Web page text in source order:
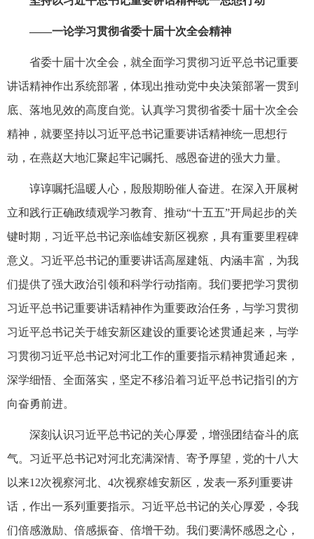
——一论学习贯彻省委十届十次全会精神
省委十届十次全会，就全面学习贯彻习近平总书记重要
讲话精神作出系统部署，体现出推动党中央决策部署一贯到
底、落地见效的高度自觉。认真学习贯彻省委十届十次全会
精神，就要坚持以习近平总书记重要讲话精神统一思想行
动，在燕赵大地汇聚起牢记嘱托、感恩奋进的强大力量。
谆谆嘱托温暖人心，殷殷期盼催人奋进。在深入开展树
立和践行正确政绩观学习教育、推动“十五五”开局起步的关
键时期，习近平总书记亲临雄安新区视察，具有重要里程碑
意义。习近平总书记的重要讲话高屋建瓴、内涵丰富，为我
们提供了强大政治引领和科学行动指南。我们要把学习贯彻
习近平总书记重要讲话精神作为重要政治任务，与学习贯彻
习近平总书记关于雄安新区建设的重要论述贯通起来，与学
习贯彻习近平总书记对河北工作的重要指示精神贯通起来，
深学细悟、全面落实，坚定不移沿着习近平总书记指引的方
向奋勇前进。
深刻认识习近平总书记的关心厚爱，增强团结奋斗的底
气。习近平总书记对河北充满深情、寄予厚望，党的十八大
以来12次视察河北、4次视察雄安新区，发表一系列重要讲
话，作出一系列重要指示。习近平总书记的关心厚爱，令我
们倍感激励、倍感振奋、倍增干劲。我们要满怀感恩之心，